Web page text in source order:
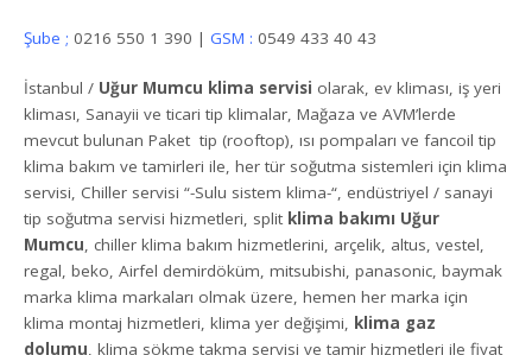
Şube ;0216 550 1 390 |GSM : 0549 433 40 43
İstanbul / Uğur Mumcu klima servisi olarak, ev kliması, iş yeri
kliması, Sanayii ve ticari tip klimalar, Mağaza ve AVM’lerde
mevcut bulunan Paket tip (rooftop), ısı pompaları ve fancoil tip
klima bakım ve tamirleri ile, her tür soğutma sistemleri için klima
servisi, Chiller servisi “-Sulu sistem klima-“, endüstriyel / sanayi
tip soğutma servisi hizmetleri, split klima bakımı Uğur
Mumcu, chiller klima bakım hizmetlerini, arçelik, altus, vestel,
regal, beko, Airfel demirdöküm, mitsubishi, panasonic, baymak
marka klima markaları olmak üzere, hemen her marka için
klima montaj hizmetleri, klima yer değişimi, klima gaz
dolumu, klima sökme takma servisi ve tamir hizmetleri ile fiyat